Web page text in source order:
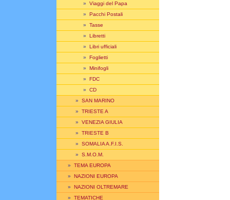
» Viaggi del Papa
» Pacchi Postali
» Tasse
» Libretti
» Libri ufficiali
» Foglietti
» Minifogli
» FDC
» CD
» SAN MARINO
» TRIESTE A
» VENEZIA GIULIA
» TRIESTE B
» SOMALIA A.F.I.S.
» S.M.O.M.
» TEMA EUROPA
» NAZIONI EUROPA
» NAZIONI OLTREMARE
» TEMATICHE